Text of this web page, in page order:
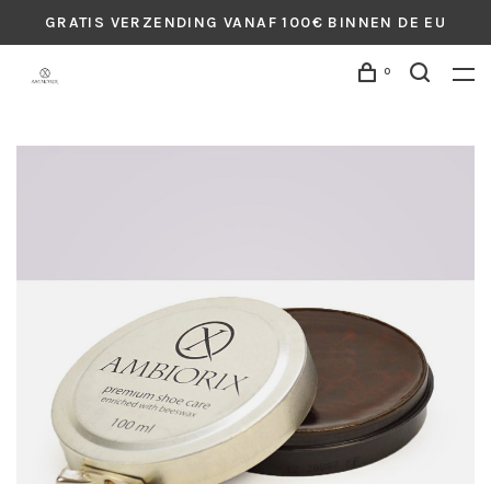
GRATIS VERZENDING VANAF 100€ BINNEN DE EU
0